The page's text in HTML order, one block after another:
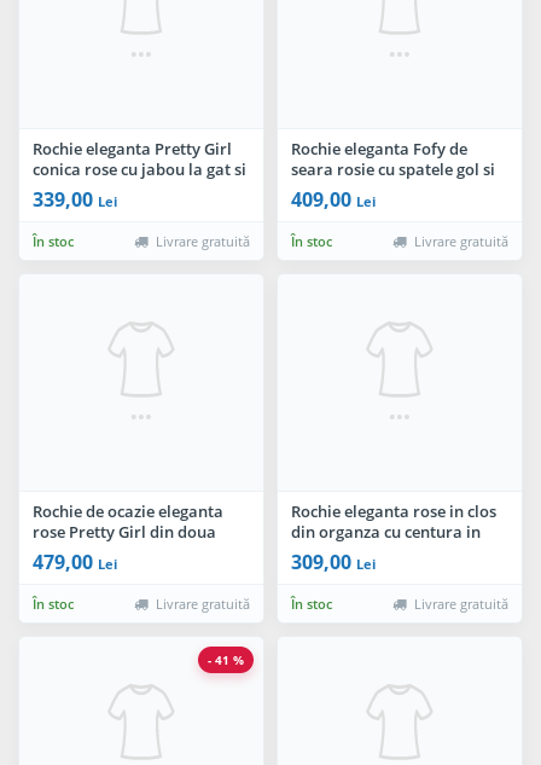
Rochie eleganta Pretty Girl
conica rose cu jabou la gat si
maneca scurta
339,00 Lei
În stoc Livrare gratuită
Rochie eleganta Fofy de
seara rosie cu spatele gol si
dantela aurie
409,00 Lei
În stoc Livrare gratuită
Rochie de ocazie eleganta
rose Pretty Girl din doua
piese
479,00 Lei
În stoc Livrare gratuită
Rochie eleganta rose in clos
din organza cu centura in
talie
309,00 Lei
În stoc Livrare gratuită
- 41 %